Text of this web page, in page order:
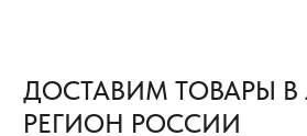
БЕСПЛАТНАЯ ДОСТАВКА
ТОВАРОВ